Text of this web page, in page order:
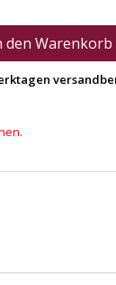
den Warenkorb